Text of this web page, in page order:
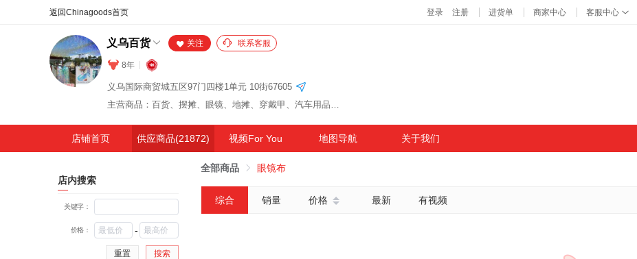
义乌百货
8年
关注 联系客服
义乌国际商贸城五区97门四楼1单元 10街67605
主营商品：百货、摆摊、眼镜、地摊、穿戴甲、汽车用品、帽子、宠物用品、车载摆件、宠物玩具、文具、户外、树脂工艺品、餐具、文创、垃圾袋、箱包
店铺首页 供应商品(21872) 视频For You 地图导航 关于我们
店内搜索
关键字：
价格： -
重置 搜索
全部商品 眼镜布
综合 销量 价格 最新 有视频